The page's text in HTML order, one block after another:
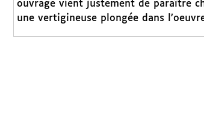
ouvrage vient justement de paraître
une vertigineuse plongée dans